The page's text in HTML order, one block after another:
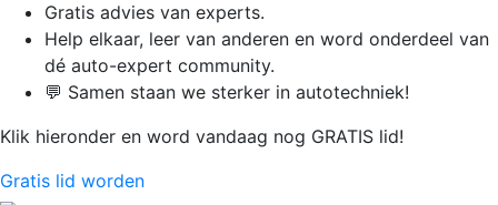
Gratis advies van experts.
Help elkaar, leer van anderen en word onderdeel van
dé auto-expert community.
💬 Samen staan we sterker in autotechniek!
Klik hieronder en word vandaag nog GRATIS lid!
Gratis lid worden